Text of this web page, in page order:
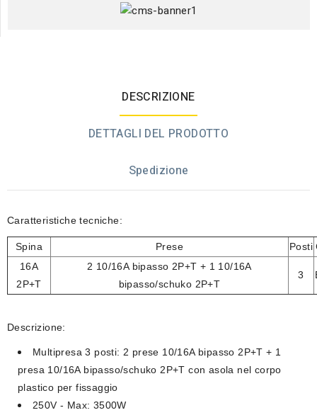
DESCRIZIONE
DETTAGLI DEL PRODOTTO
Spedizione
Caratteristiche tecniche:
Spina Prese Posti
16A
2P+T
2 10/16A bipasso 2P+T + 1 10/16A
bipasso/schuko 2P+T
3
Descrizione:
Multipresa 3 posti: 2 prese 10/16A bipasso 2P+T + 1
presa 10/16A bipasso/schuko 2P+T con asola nel corpo
plastico per fissaggio
250V - Max: 3500W